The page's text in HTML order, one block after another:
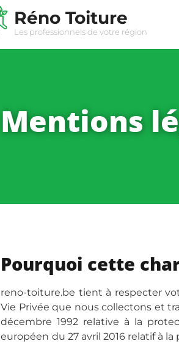
Réno Toiture
Les professionnels de votre région
Mentions
Pourquoi cette
reno-toiture.be tient à respecter
Vie Privée que nous collectons et
décembre 1992 relative à la
européen du 27 avril 2016 relatif à